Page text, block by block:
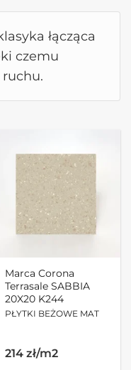
łącząca
czemu
Marca Corona
Terrasale SABBIA
20X20 K244
PŁYTKI BEŻOWE MAT
214 zł/m2